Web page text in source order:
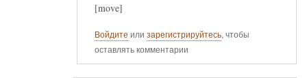
[move]
Войдите или зарегистрируйтесь, чтобы
оставлять комментарии